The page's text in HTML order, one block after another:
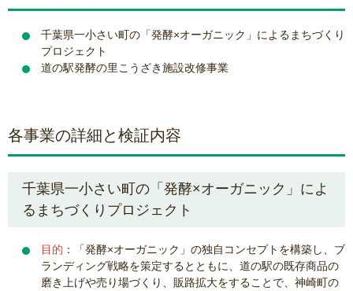
千葉県一小さい町の「発酵×オーガニック」によるまちづくり
プロジェクト
道の駅発酵の里こうざき施設改修事業
各事業の詳細と検証内容
千葉県一小さい町の「発酵×オーガニック」によ
るまちづくりプロジェクト
目的 ：「発酵×オーガニック」の独自コンセプトを構築し、ブ
ランディング戦略を策定するとともに、道の駅の既存商品の
磨き上げや売り場づくり、販路拡大をすることで、神崎町の